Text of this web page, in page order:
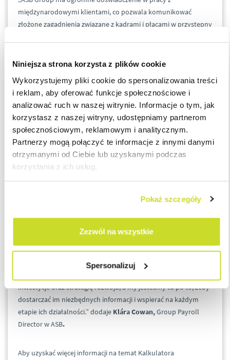
Niniejsza strona korzysta z plików cookie
Wykorzystujemy pliki cookie do spersonalizowania treści
i reklam, aby oferować funkcje społecznościowe i
analizować ruch w naszej witrynie. Informacje o tym, jak
korzystasz z naszej witryny, udostępniamy partnerom
społecznościowym, reklamowym i analitycznym.
Partnerzy mogą połączyć te informacje z innymi danymi
otrzymanymi od Ciebie lub uzyskanymi podczas
korzystania z ich usług.
Pokaż szczegóły
Zezwól na wszystkie
Spersonalizuj
międzynarodowymi klientami, co pozwala komunikować
złożone zagadnienia związane z kadrami i płacami w przystępny
porównanie kosztów zatrudnienia w różnych krajach,
temu nasi klienci mogą weryfikować najlepsze podejście i
lokalizację do wejścia na rynek Grupy Wyszehradzkiej,
uzyskując porównania kosztów pracodawców w każdej
jurysdykcji i wspierając podejmowanie lepszych decyzji
dotyczących zatrudnienia na międzynarodowym rynku.”
„ASB Group działa na tych rynkach, dlatego sami też doskonale
lokalnych przepisach dotyczących kosztów zatrudnienia.
strategii wchodzenia na nowe rynki. W tym kontekście nasz
Kalkulator Wynagrodzeń może stać się narzędziem, które
upraszcza ten proces. Zdajemy sobie sprawę, że dobrze
inwestycje oraz strategię rozwoju, a my jesteśmy tu po to, żeby
dostarczać im niezbędnych informacji i wspierać na każdym
etapie ich działalności.” dodaje Klára Cowan,Group Payroll
Director w ASB.
Aby uzyskać więcej informacji na temat Kalkulatora